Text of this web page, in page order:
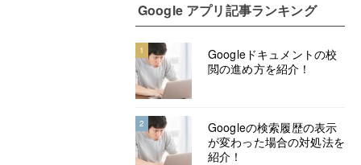
Google アプリ記事ランキング
1
Googleドキュメントの校
閲の進め方を紹介！
2
Googleの検索履歴の表示
が変わった場合の対処法を
紹介！